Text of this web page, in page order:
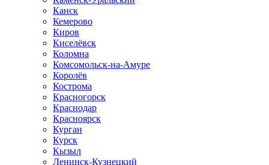
Канск
Кемерово
Киров
Киселёвск
Коломна
Комсомольск-на-Амуре
Королёв
Кострома
Красногорск
Краснодар
Красноярск
Курган
Курск
Кызыл
Ленинск-Кузнецкий